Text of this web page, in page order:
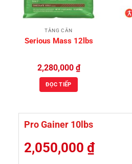
TĂNG CÂN
Serious Mass 12lbs
2,280,000 ₫
ĐỌC TIẾP
Pro Gainer 10lbs
2,050,000 ₫